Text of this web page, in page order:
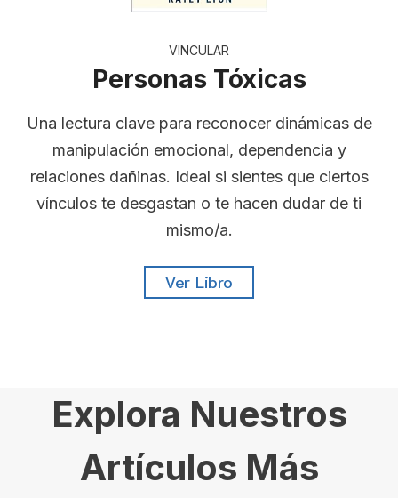
VINCULAR
Personas Tóxicas
Una lectura clave para reconocer dinámicas de
manipulación emocional, dependencia y
relaciones dañinas. Ideal si sientes que ciertos
vínculos te desgastan o te hacen dudar de ti
mismo/a.
Ver Libro
Explora Nuestros
Artículos Más